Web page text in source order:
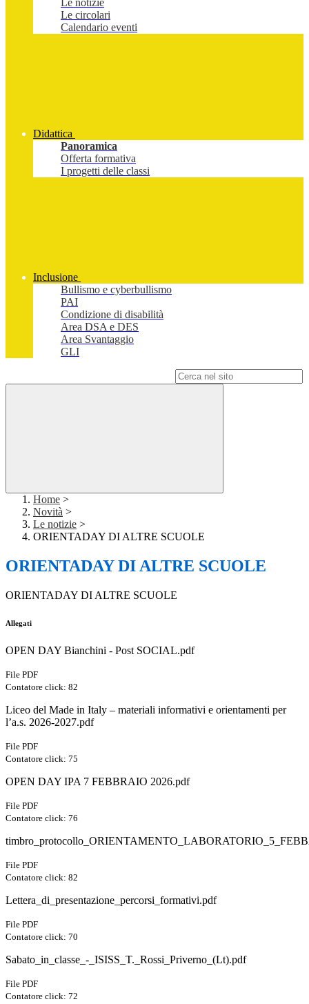
Le notizie
Le circolari
Calendario eventi
Didattica
Panoramica
Offerta formativa
I progetti delle classi
Inclusione
Bullismo e cyberbullismo
PAI
Condizione di disabilità
Area DSA e DES
Area Svantaggio
GLI
Home >
Novità >
Le notizie >
ORIENTADAY DI ALTRE SCUOLE
ORIENTADAY DI ALTRE SCUOLE
ORIENTADAY DI ALTRE SCUOLE
Allegati
OPEN DAY Bianchini - Post SOCIAL.pdf
File PDF
Contatore click: 82
Liceo del Made in Italy – materiali informativi e orientamenti per
l’a.s. 2026-2027.pdf
File PDF
Contatore click: 75
OPEN DAY IPA 7 FEBBRAIO 2026.pdf
File PDF
Contatore click: 76
File PDF
Contatore click: 82
Lettera_di_presentazione_percorsi_formativi.pdf
File PDF
Contatore click: 70
Sabato_in_classe_-_ISISS_T._Rossi_Priverno_(Lt).pdf
File PDF
Contatore click: 72